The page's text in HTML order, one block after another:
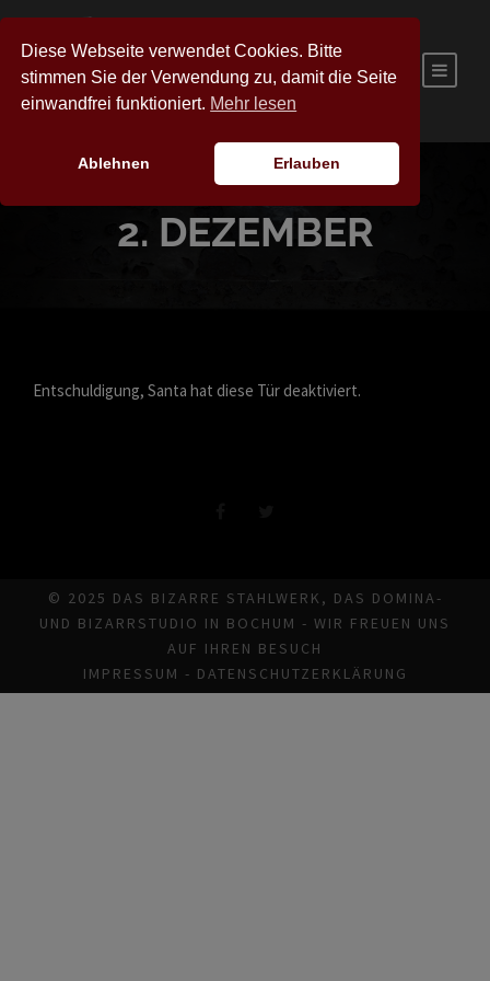
2. DEZEMBER
Entschuldigung, Santa hat diese Tür deaktiviert.
© 2025 DAS BIZARRE STAHLWERK, DAS DOMINA-
UND BIZARRSTUDIO IN BOCHUM - WIR FREUEN UNS
AUF IHREN BESUCH
IMPRESSUM - DATENSCHUTZERKLÄRUNG
Diese Webseite verwendet Cookies. Bitte
stimmen Sie der Verwendung zu, damit die Seite
einwandfrei funktioniert. Mehr lesen
Ablehnen Erlauben